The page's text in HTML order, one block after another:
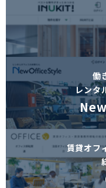
働
レンタ
賃貸オフ